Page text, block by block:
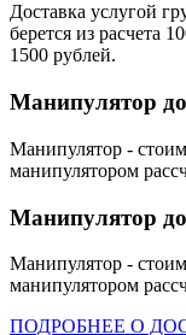
Доставка услугой
берется из расчета
1500 рублей.
Манипулятор
Манипулятор -
манипулятором
Манипулятор
Манипулятор -
манипулятором
ПОДРОБНЕЕ О